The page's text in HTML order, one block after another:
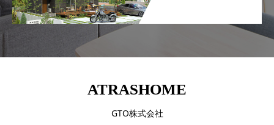
ATRASHOME
GTO株式会社